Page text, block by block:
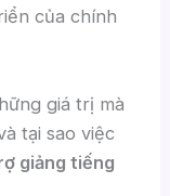
của chính
giá trị mà
tại sao việc
giảng tiếng